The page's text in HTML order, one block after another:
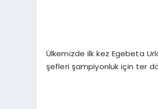
Ülkemizde ilk kez Egebeta
şefleri şampiyonluk için ter